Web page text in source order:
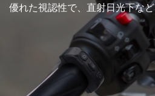
優れた視認性で、直射日光下な